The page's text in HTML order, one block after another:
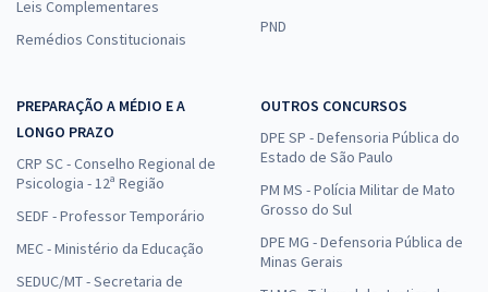
Leis Complementares
Remédios Constitucionais
PND
PREPARAÇÃO A MÉDIO E A
LONGO PRAZO
CRP SC - Conselho Regional de
Psicologia - 12ª Região
SEDF - Professor Temporário
MEC - Ministério da Educação
SEDUC/MT - Secretaria de
OUTROS CONCURSOS
DPE SP - Defensoria Pública do
Estado de São Paulo
PM MS - Polícia Militar de Mato
Grosso do Sul
DPE MG - Defensoria Pública de
Minas Gerais